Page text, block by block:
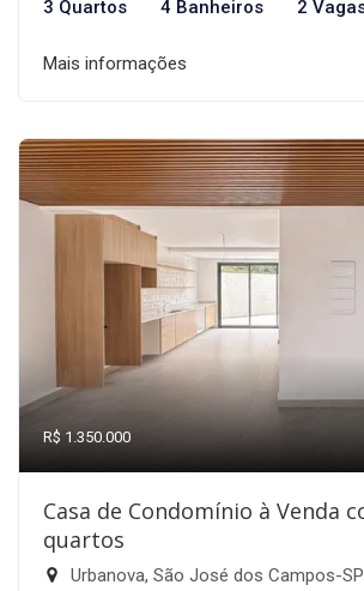
3 Quartos 4 Banheiros 2
Mais informações
R$ 1.350.000
Casa de Condomínio à Venda
quartos
Urbanova, São José dos Campos-SP